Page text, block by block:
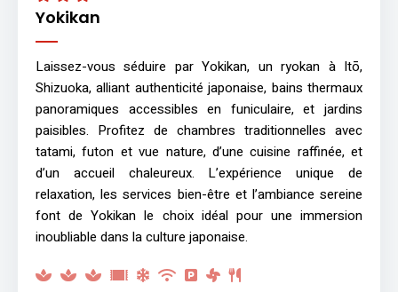
Yokikan
Laissez-vous séduire par Yokikan, un ryokan à Itō,
Shizuoka, alliant authenticité japonaise, bains thermaux
panoramiques accessibles en funiculaire, et jardins
paisibles. Profitez de chambres traditionnelles avec
tatami, futon et vue nature, d’une cuisine raffinée, et
d’un accueil chaleureux. L’expérience unique de
relaxation, les services bien-être et l’ambiance sereine
font de Yokikan le choix idéal pour une immersion
inoubliable dans la culture japonaise.